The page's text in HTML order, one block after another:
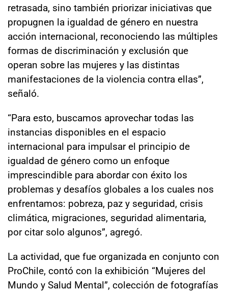
retrasada, sino también priorizar iniciativas que
propugnen la igualdad de género en nuestra
acción internacional, reconociendo las múltiples
formas de discriminación y exclusión que
operan sobre las mujeres y las distintas
manifestaciones de la violencia contra ellas”,
señaló.
“Para esto, buscamos aprovechar todas las
instancias disponibles en el espacio
internacional para impulsar el principio de
igualdad de género como un enfoque
imprescindible para abordar con éxito los
problemas y desafíos globales a los cuales nos
enfrentamos: pobreza, paz y seguridad, crisis
climática, migraciones, seguridad alimentaria,
por citar solo algunos”, agregó.
La actividad, que fue organizada en conjunto con
ProChile, contó con la exhibición “Mujeres del
Mundo y Salud Mental”, colección de fotografías